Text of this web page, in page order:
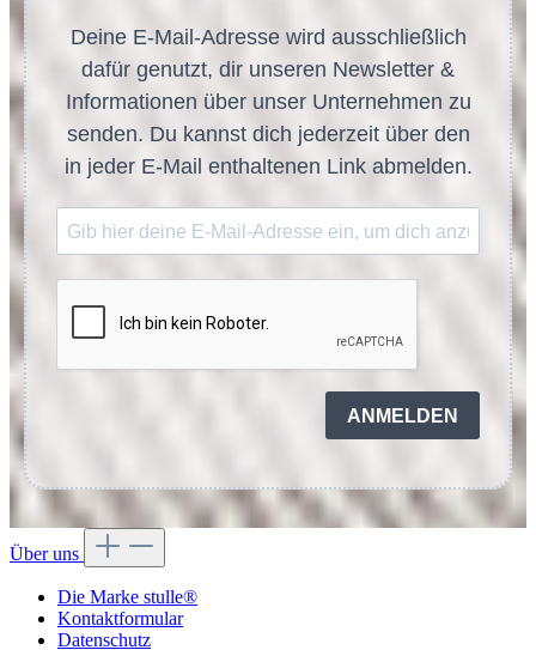
Deine E-Mail-Adresse wird ausschließlich
dafür genutzt, dir unseren Newsletter &
Informationen über unser Unternehmen zu
senden. Du kannst dich jederzeit über den
in jeder E-Mail enthaltenen Link abmelden.
ANMELDEN
Über uns
Die Marke stulle®
Kontaktformular
Datenschutz